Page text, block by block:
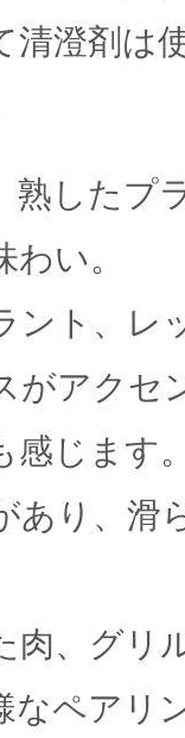
清澄剤は
熟したプ
い。
ント、レ
がアクセ
感じます
あり、滑
肉、グリ
なペアリ